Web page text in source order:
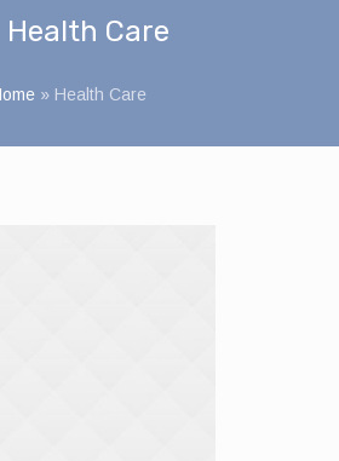
Health Care
» Health Care